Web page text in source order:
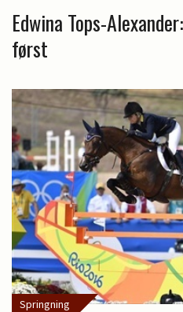
Edwina Tops-
først
Springning